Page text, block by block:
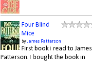
Four Blind
Mice
byJames Patterson
First book i read to James
Patterson. I bought the book in